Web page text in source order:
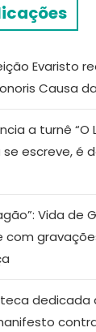
Evaristo
Causa da
a turnê “O
se escreve, é
Vida de
com
dedicada